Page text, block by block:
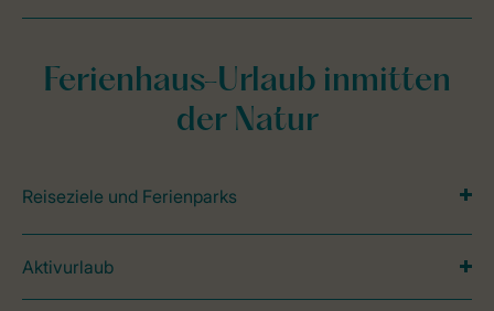
Ferienhaus-Urlaub inmitten
der Natur
Reiseziele und Ferienparks
Aktivurlaub